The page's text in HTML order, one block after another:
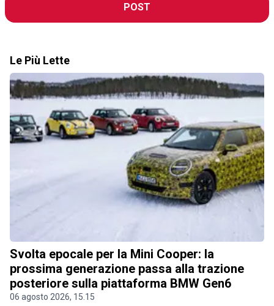
POST
Le Più Lette
Svolta epocale per la Mini Cooper: la
prossima generazione passa alla trazione
posteriore sulla piattaforma BMW Gen6
06 agosto 2026, 15.15